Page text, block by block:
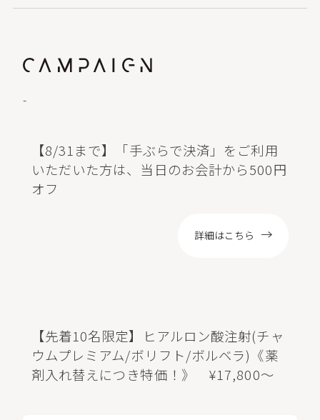
-
【8/31まで】「手ぶらで決済」をご利用
いただいた方は、当日のお会計から500円
オフ
詳細はこちら
【先着10名限定】ヒアルロン酸注射(チャ
ウムプレミアム/ボリフト/ボルベラ)《薬
剤入れ替えにつき特価！》 ¥17,800～